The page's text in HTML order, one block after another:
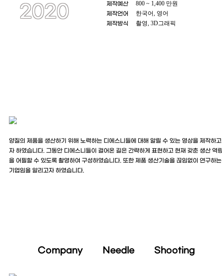
2020 제작예산 800 ~ 1,400 만원
제작언어 한국어, 영어
제작방식 촬영, 3D그래픽
양질의 제품을 생산하기 위해 노력하는 디에스니들에 대해 알릴 수 있는 영상을 제작하고
자 하였습니다. 그동안 디에스니들이 걸어온 길은 간략하게 표현하고 현재 갖춘 생산 역
을 어필할 수 있도록 촬영하여 구성하였습니다. 또한 제품 생산기술을 끊임없이 연구하는
기업임을 알리고자 하였습니다.
Company Needle Shooting